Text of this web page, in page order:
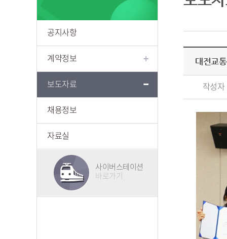
공지사항
계약정보
보도자료
채용정보
자료실
사이버스테이션
바로가기
대전교
작성자